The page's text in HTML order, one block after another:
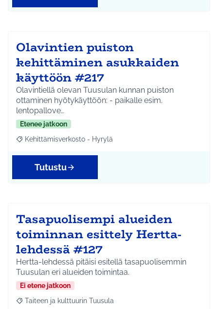
Olavintien puiston
kehittäminen asukkaiden
käyttöön #217
Olavintiellä olevan Tuusulan kunnan puiston
ottaminen hyötykäyttöön: - paikalle esim.
lentopallove…
Etenee jatkoon
Rajaa tulokset aihepiirin mukaan: Kehittämisverkosto - Hyrylä
Kehittämisverkosto - Hyrylä
Tutustu
Tasapuolisempi alueiden
toiminnan esittely Hertta-
lehdessä #127
Hertta-lehdessä pitäisi esitellä tasapuolisemmin
Tuusulan eri alueiden toimintaa.
Ei etene jatkoon
Rajaa tulokset aihepiirin mukaan: Taiteen ja kulttuurin Tuusula
Taiteen ja kulttuurin Tuusula